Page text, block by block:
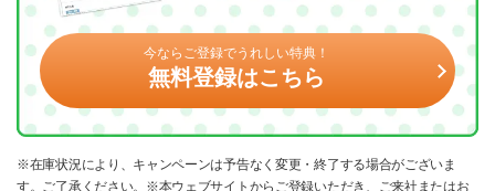
今ならご登録でうれしい特典！
無料登録はこちら
※在庫状況により、キャンペーンは予告なく変更・終了する場合がございま
す。ご了承ください。※本ウェブサイトからご登録いただき、ご来社またはお